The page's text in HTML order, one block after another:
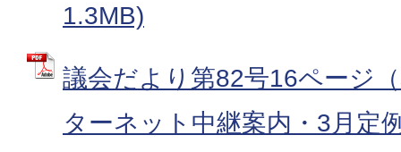
1.3MB)
議会だより第82号16ページ
ターネット中継案内・3月定